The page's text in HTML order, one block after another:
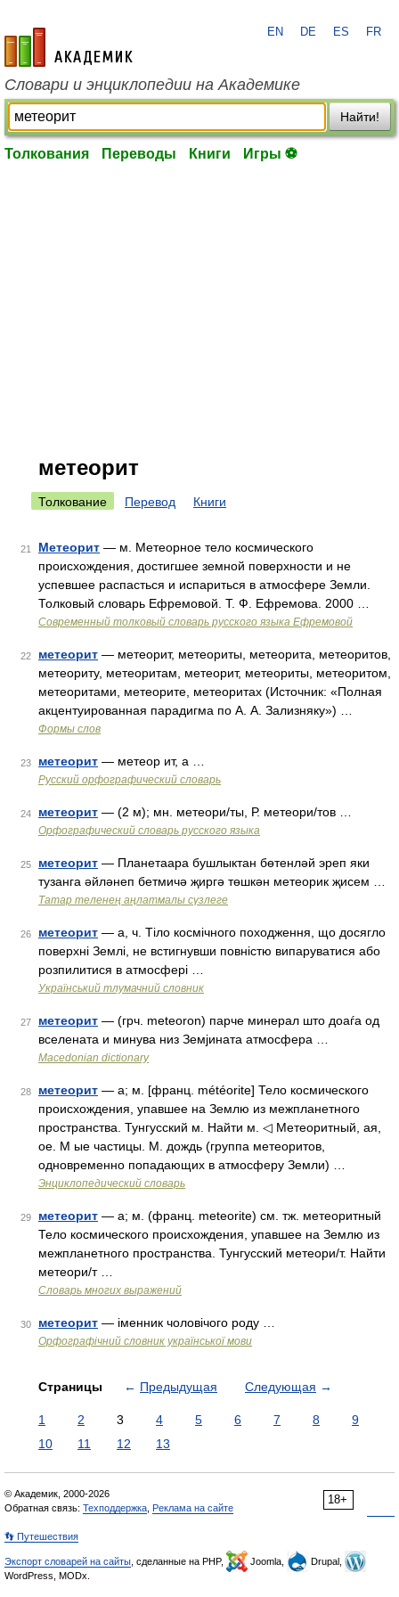
academic.ru
EN DE ES FR
Словари и энциклопедии на Академике
Найти!
Толкования Переводы Книги Игры ⚽
метеорит
Толкование Перевод Книги
21 Метеорит — м. Метеорное тело космического
происхождения, достигшее земной поверхности и не
успевшее распасться и испариться в атмосфере Земли.
Толковый словарь Ефремовой. Т. Ф. Ефремова. 2000 …
Современный толковый словарь русского языка Ефремовой
22 метеорит — метеорит, метеориты, метеорита, метеоритов,
метеориту, метеоритам, метеорит, метеориты, метеоритом,
метеоритами, метеорите, метеоритах (Источник: «Полная
акцентуированная парадигма по А. А. Зализняку») …
Формы слов
23 метеорит — метеор ит, а …
Русский орфографический словарь
24 метеорит — (2 м); мн. метеори/ты, Р. метеори/тов …
Орфографический словарь русского языка
25 метеорит — Планетаара бушлыктан бөтенләй эреп яки
тузанга әйләнеп бетмичә җиргә төшкән метеорик җисем …
Татар теленең аңлатмалы сүзлеге
26 метеорит — а, ч. Тіло космічного походження, що досягло
поверхні Землі, не встигнувши повністю випаруватися або
розпилитися в атмосфері …
Український тлумачний словник
27 метеорит — (грч. meteoron) парче минерал што доаѓа од
вселената и минува низ Земјината атмосфера …
Macedonian dictionary
28 метеорит — а; м. [франц. météorite] Тело космического
происхождения, упавшее на Землю из межпланетного
пространства. Тунгусский м. Найти м. ◁ Метеоритный, ая,
ое. М ые частицы. М. дождь (группа метеоритов,
одновременно попадающих в атмосферу Земли) …
Энциклопедический словарь
29 метеорит — а; м. (франц. meteorite) см. тж. метеоритный
Тело космического происхождения, упавшее на Землю из
межпланетного пространства. Тунгусский метеори/т. Найти
метеори/т …
Словарь многих выражений
30 метеорит — іменник чоловічого роду …
Орфографічний словник української мови
Страницы ← Предыдущая Следующая →
1 2 3 4 5 6 7 8
9
10
11 12 13
18+
© Академик, 2000-2026
Обратная связь: Техподдержка Реклама на сайте
👣 Путешествия
Экспорт словарей на сайты , сделанные на PHP, Joomla,
Drupal,
WordPress, MODx.